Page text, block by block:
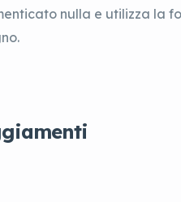
nulla e utilizza la